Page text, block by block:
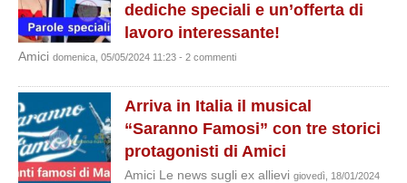
dediche speciali e un’offerta di
lavoro interessante!
Amici domenica, 05/05/2024 11:23 - 2 commenti
Arriva in Italia il musical
“Saranno Famosi” con tre storici
protagonisti di Amici
Amici Le news sugli ex allievi giovedì, 18/01/2024